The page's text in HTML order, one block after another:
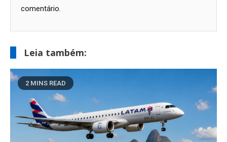
comentário.
Leia também:
2 MINS READ